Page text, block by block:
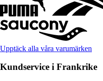
Upptäck alla våra varumärken
Kundservice i Frankrike